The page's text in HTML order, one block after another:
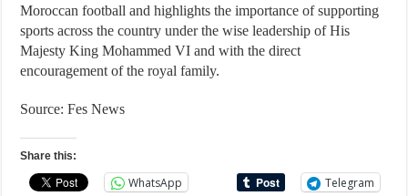
Moroccan football and highlights the importance of supporting
sports across the country under the wise leadership of His
Majesty King Mohammed VI and with the direct
encouragement of the royal family.
Source: Fes News
Share this:
WhatsApp Telegram